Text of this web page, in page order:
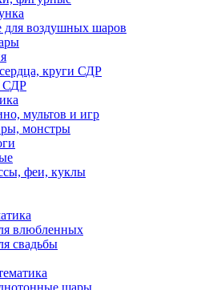
для воздушных шаров
круги СДР
СДР
мультов и игр
монстры
феи, куклы
влюбленных
свадьбы
шары